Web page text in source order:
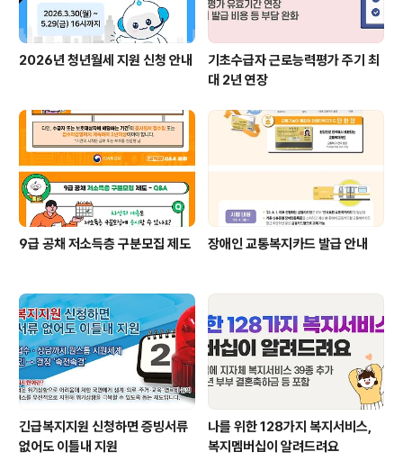
2026년 청년월세 지원 신청 안내
기초수급자 근로능력평가 주기 최
대 2년 연장
9급 공채 저소득층 구분모집 제도 장애인 교통복지카드 발급 안내
긴급복지지원 신청하면 증빙서류
없어도 이틀내 지원
나를 위한 128가지 복지서비스,
복지멤버십이 알려드려요